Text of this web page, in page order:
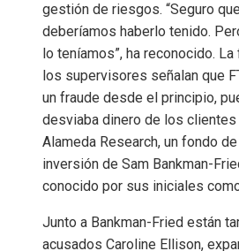
gestión de riesgos. “Seguro que
deberíamos haberlo tenido.
lo teníamos”, ha reconocido.
los supervisores señalan que
un fraude desde el principio,
desviaba dinero de los clientes
Alameda Research, un fondo de
inversión de Sam Bankman-
conocido por sus iniciales
Junto a Bankman-Fried están
acusados Caroline Ellison,